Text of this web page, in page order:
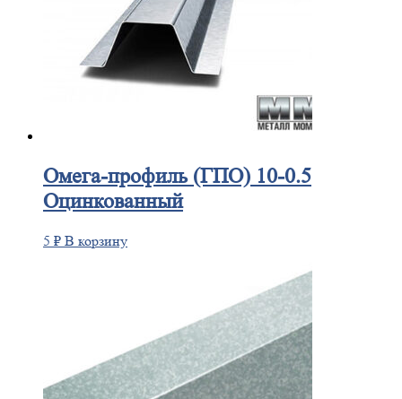
Омега-профиль(ГПО) 10-0.5
Оцинкованный
5 ₽ В корзину